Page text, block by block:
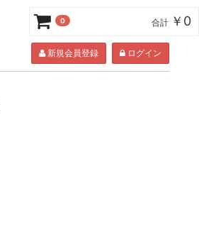
新規会員登録 ログイン
0 合計 ￥0